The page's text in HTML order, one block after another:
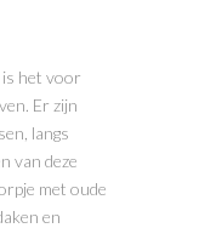
het voor
Er zijn
langs
van deze
met oude
en